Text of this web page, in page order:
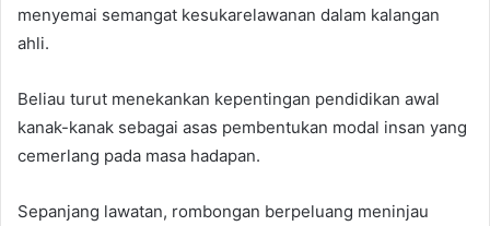
menyemai semangat kesukarelawanan dalam kalangan
ahli.
Beliau turut menekankan kepentingan pendidikan awal
kanak-kanak sebagai asas pembentukan modal insan yang
cemerlang pada masa hadapan.
Sepanjang lawatan, rombongan berpeluang meninjau